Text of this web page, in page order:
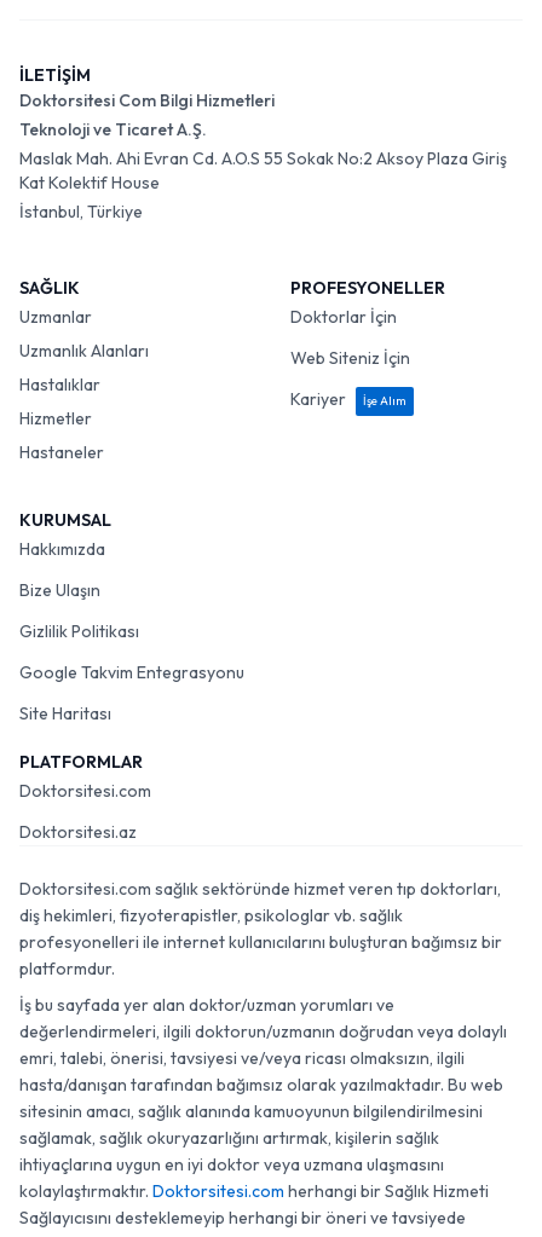
İLETİŞİM
Doktorsitesi Com Bilgi Hizmetleri
Teknoloji ve Ticaret A.Ş.
Maslak Mah. Ahi Evran Cd. A.O.S 55 Sokak No:2 Aksoy Plaza Giriş
Kat Kolektif House
İstanbul, Türkiye
SAĞLIK
Uzmanlar
Uzmanlık Alanları
Hastalıklar
Hizmetler
Hastaneler
PROFESYONELLER
Doktorlar İçin
Web Siteniz İçin
Kariyer
İşe Alım
KURUMSAL
Hakkımızda
Bize Ulaşın
Gizlilik Politikası
Google Takvim Entegrasyonu
Site Haritası
PLATFORMLAR
Doktorsitesi.com
Doktorsitesi.az
Doktorsitesi.com sağlık sektöründe hizmet veren tıp doktorları,
diş hekimleri, fizyoterapistler, psikologlar vb. sağlık
profesyonelleri ile internet kullanıcılarını buluşturan bağımsız bir
platformdur.
İş bu sayfada yer alan doktor/uzman yorumları ve
değerlendirmeleri, ilgili doktorun/uzmanın doğrudan veya dolaylı
emri, talebi, önerisi, tavsiyesi ve/veya ricası olmaksızın, ilgili
hasta/danışan tarafından bağımsız olarak yazılmaktadır. Bu web
sitesinin amacı, sağlık alanında kamuoyunun bilgilendirilmesini
sağlamak, sağlık okuryazarlığını artırmak, kişilerin sağlık
ihtiyaçlarına uygun en iyi doktor veya uzmana ulaşmasını
kolaylaştırmaktır. Doktorsitesi.com herhangi bir Sağlık Hizmeti
Sağlayıcısını desteklemeyip herhangi bir öneri ve tavsiyede